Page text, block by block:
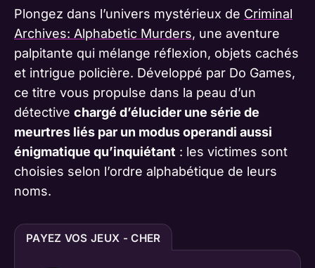
Plongez dans l’univers mystérieux de Criminal
Archives: Alphabetic Murders, une aventure
palpitante qui mélange réflexion, objets cachés
et intrigue policière. Développé par Do Games,
ce titre vous propulse dans la peau d’un
détective chargé d’élucider une série de
meurtres liés par un modus operandi aussi
énigmatique qu’inquiétant : les victimes sont
choisies selon l’ordre alphabétique de leurs
noms.
PAYEZ VOS JEUX - CHER